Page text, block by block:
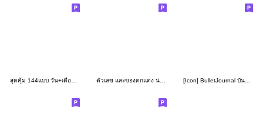
[Icon] BulletJournal บันทึก/เรียน/ทำงาน2